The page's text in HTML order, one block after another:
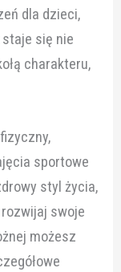
dla dzieci,
staje się nie
charakteru,
sportowe
styl życia,
swoje
możesz